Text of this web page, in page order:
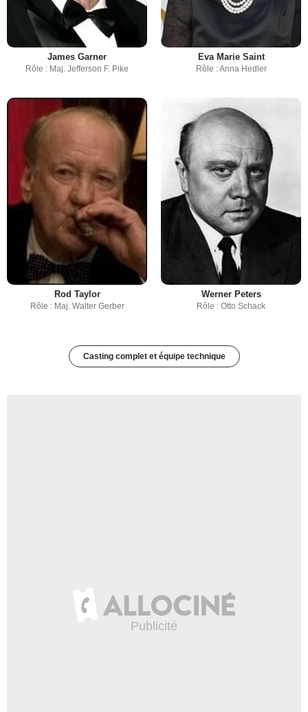
James Garner
Rôle : Maj. Jefferson F. Pike
Eva Marie Saint
Rôle : Anna Hedler
Rod Taylor
Rôle : Maj. Walter Gerber
Werner Peters
Rôle : Otto Schack
Casting complet et équipe technique